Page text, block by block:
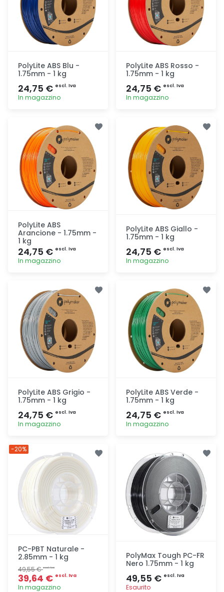
PolyLite ABS Blu -
1.75mm - 1 kg
24,75 € escl. Iva
In magazzino
PolyLite ABS Rosso -
1.75mm - 1 kg
24,75 € escl. Iva
In magazzino
PolyLite ABS
Arancione - 1.75mm -
1 kg
24,75 € escl. Iva
In magazzino
PolyLite ABS Giallo -
1.75mm - 1 kg
24,75 € escl. Iva
In magazzino
PolyLite ABS Grigio -
1.75mm - 1 kg
24,75 € escl. Iva
In magazzino
PolyLite ABS Verde -
1.75mm - 1 kg
24,75 € escl. Iva
In magazzino
PC-PBT Naturale -
2.85mm - 1 kg
49,55 €escl. Iva
39,64 € escl. Iva
In magazzino
-20%
PolyMax Tough PC-FR
Nero 1.75mm - 1 kg
49,55 € escl. Iva
Esaurito